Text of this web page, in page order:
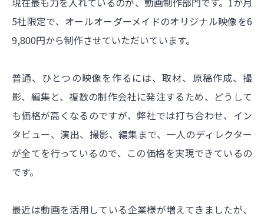
5社限定で、オールオーダーメイドのオリジナル映像を6
9,800円から制作させていただいています。
普通、ひとつの映像を作るには、取材、原稿作成、撮
影、編集と、複数の制作会社に発注するため、どうして
も価格が高くなるのですが、弊社では打ち合わせ、イン
タビュー、演出、撮影、編集まで、一人のディレクター
が全てを行っているので、この価格を実現できているの
です。
最近は動画を活用している企業様が増えてきましたが、